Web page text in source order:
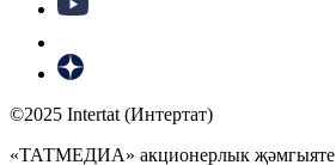
©2025 Intertat (Интертат)
«ТАТМЕДИА» акционерлык җәмгыяте